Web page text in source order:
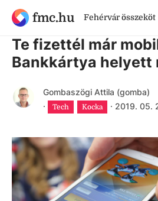
fmc.hu Fehérvár összeköt
7 évnél régebbi cikk
Te fizettél már
Bankkártya helyett
Gombaszögi Attila (gomba)
·
Tech Kocka · 2019. 05.